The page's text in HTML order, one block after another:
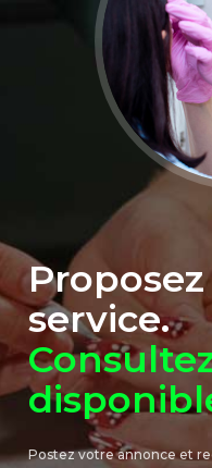
service.
Postez votre annonce et